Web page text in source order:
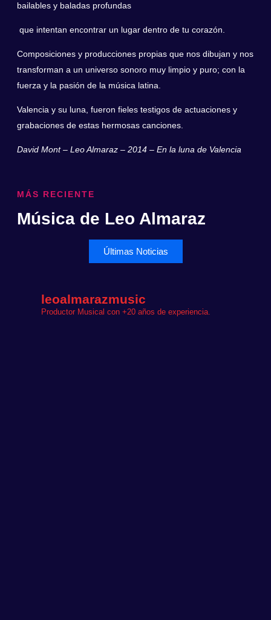
bailables y baladas profundas
que intentan encontrar un lugar dentro de tu corazón.
Composiciones y producciones propias que nos dibujan y nos
transforman a un universo sonoro muy limpio y puro; con la
fuerza y la pasión de la música latina.
Valencia y su luna, fueron fieles testigos de actuaciones y
grabaciones de estas hermosas canciones.
David Mont – Leo Almaraz – 2014 – En la luna de Valencia
MÁS RECIENTE
Música de Leo Almaraz
Últimas Noticias
leoalmarazmusic
Productor Musical con +20 años de experiencia.